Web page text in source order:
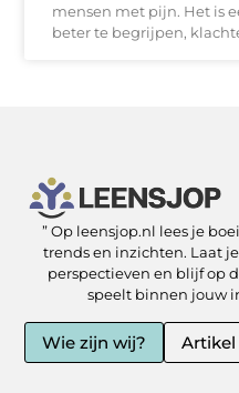
mensen met pijn. Het is
beter te begrijpen,
” Op leensjop.nl lees je
trends en inzichten. Laat
perspectieven en blijf op
speelt binnen jouw
Wie zijn wij?